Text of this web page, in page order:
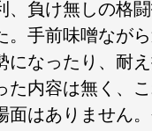
、負け無しの格闘
。手前味噌なが
になったり、耐
た内容は無く、
面はありません